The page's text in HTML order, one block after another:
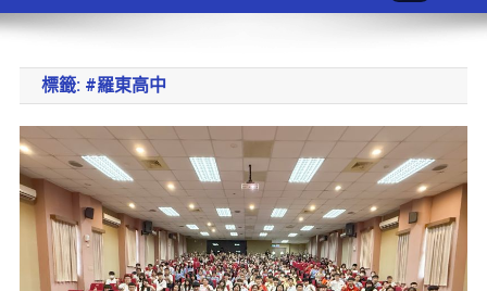
標籤: #羅東高中